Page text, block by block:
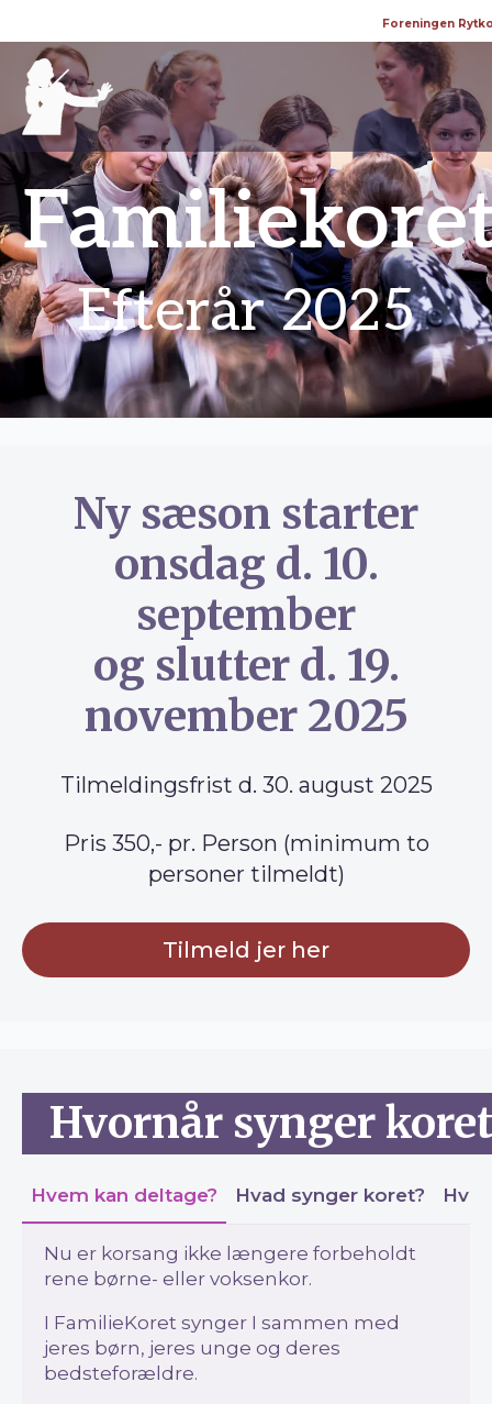
Foreningen
Efterår 2025
Ny sæson starter
onsdag d. 10.
september
og slutter d. 19.
november 2025
Tilmeldingsfrist d. 30. august 2025
Pris 350,- pr. Person (minimum to
personer tilmeldt)
Tilmeld jer her
Hvornår synger
Hvem kan deltage? Hvad synger koret?
Nu er korsang ikke længere forbeholdt
rene børne- eller voksenkor.
I FamilieKoret synger I sammen med
jeres børn, jeres unge og deres
bedsteforældre.